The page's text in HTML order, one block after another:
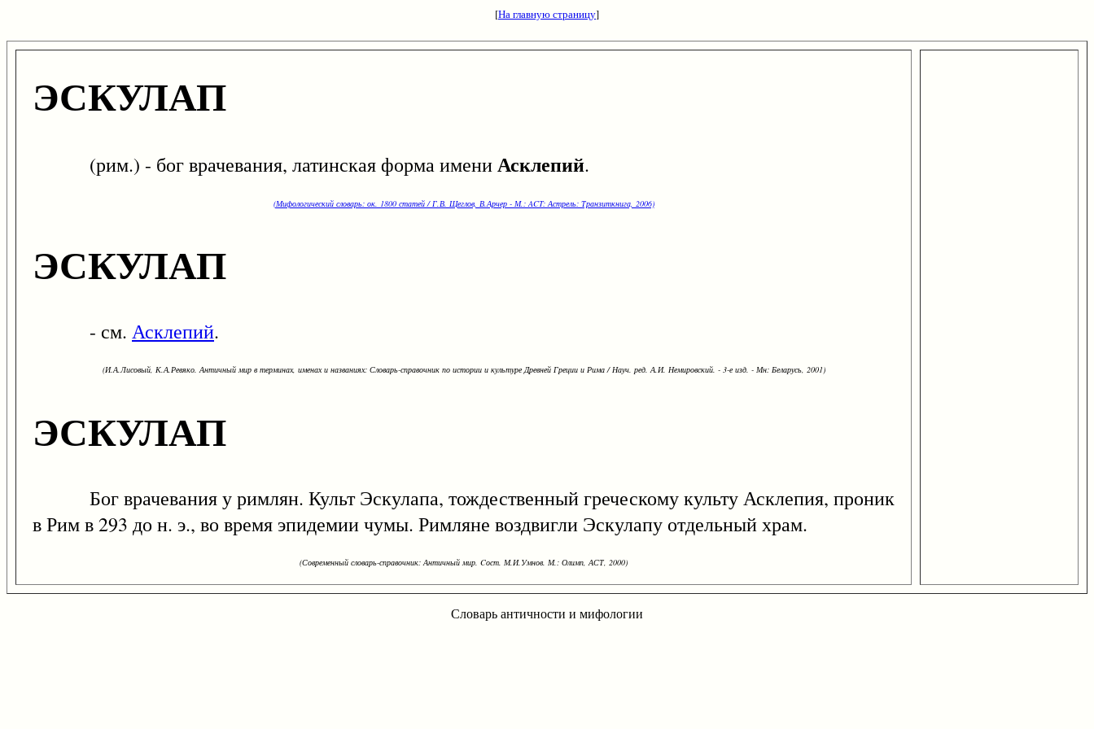
[На главную страницу]
ЭСКУЛАП
(рим.) - бог врачевания, латинская форма имениАсклепий.
(Мифологический словарь: ок. 1800 статей / Г.В. Щеглов, В.Арчер - М.: ACT: Астрель: Транзиткнига, 2006)
ЭСКУЛАП
- см. Асклепий.
(И.А.Лисовый, К.А.Ревяко. Античный мир в терминах, именах и названиях: Словарь-справочник по истории и культуре Древней Греции и Рима / Науч. ред. А.И. Немировский. - 3-е изд. - Мн: Беларусь, 2001)
ЭСКУЛАП
Бог врачевания у римлян. Культ Эскулапа, тождественный греческому культу Асклепия, проник
в Рим в 293 до н. э., во время эпидемии чумы. Римляне воздвигли Эскулапу отдельный храм.
(Современный словарь-справочник: Античный мир. Cост. М.И.Умнов. М.: Олимп, АСТ, 2000)
Словарь античности и мифологии